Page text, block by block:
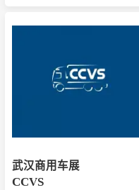
武汉商用车展
CCVS